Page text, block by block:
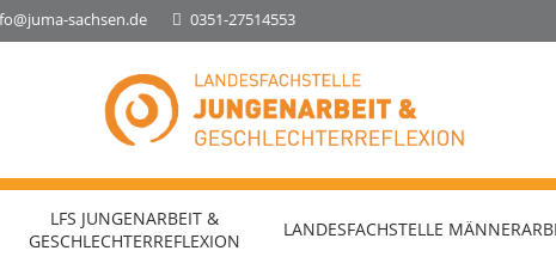
sachsen.de 0351-27514553
Geschlechterreflexion
LFS JUNGENARBEIT &
GESCHLECHTERREFLEXION
LANDESFACHSTELLE